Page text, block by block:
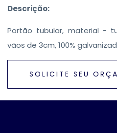
Descrição:
Portão tubular, material -
vãos de 3cm, 100%
SOLICITE SEU